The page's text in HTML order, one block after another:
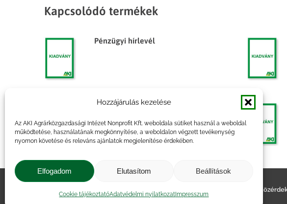
Hozzájárulás kezelése
Az AKI Agrárközgazdasági Intézet Nonprofit Kft. weboldala sütiket használ a weboldal
működtetése, használatának megkönnyítése, a weboldalon végzett tevékenység
nyomon követése és releváns ajánlatok megjelenítése érdekében.
Elfogadom Elutasítom Beállítások
Cookie tájékoztatóAdatvédelmi nyilatkozat Impresszum
Kapcsolódó termékek
Pénzügyi hírlevél
Pénzügyi hírlevél
Impresszum Kapcsolat